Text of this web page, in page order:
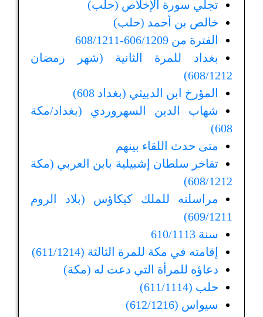
تجلي سورة الإخلاص (حلب)
خالص بن أحمد (حلب)
الفترة من 606/1209-608/1211
بغداد للمرة الثانية (شهر رمضان
608/1212)
المؤرخ ابن الدبيثي (بغداد 608)
شهاب الدين السهروردي (بغداد/مكة
608)
متى حدث اللقاء بينهم
تفاخر سلطان إشبيلية بابن العربي (مكة
608/1212)
مراسلته للملك كيكاؤس (بلاد الروم
609/1211)
سنة 610/1113
إقامته في مكة للمرة الثالثة (611/1214)
دعاؤه للمرأة التي دعت له (مكة)
حلب (611/1114)
سيواس (612/1216)